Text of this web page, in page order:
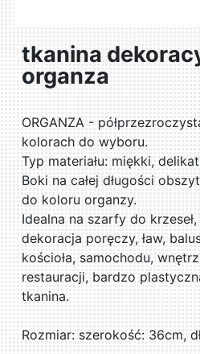
tkanina
organza
ORGANZA -
kolorach do wyboru.
Typ materiału: miękki,
Boki na całej długości
do koloru organzy.
Idealna na szarfy do
dekoracja poręczy, ław,
kościoła, samochodu,
restauracji, bardzo
tkanina.
Rozmiar: szerokość: 36cm,